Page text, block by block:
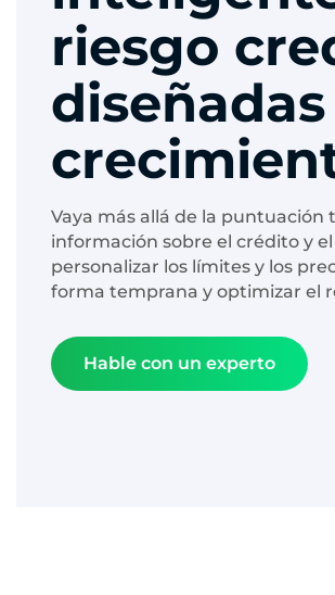
riesgo
Vaya más allá de la
información sobre el crédito y
personalizar los límites y los
forma temprana y optimizar el
Hable con un experto